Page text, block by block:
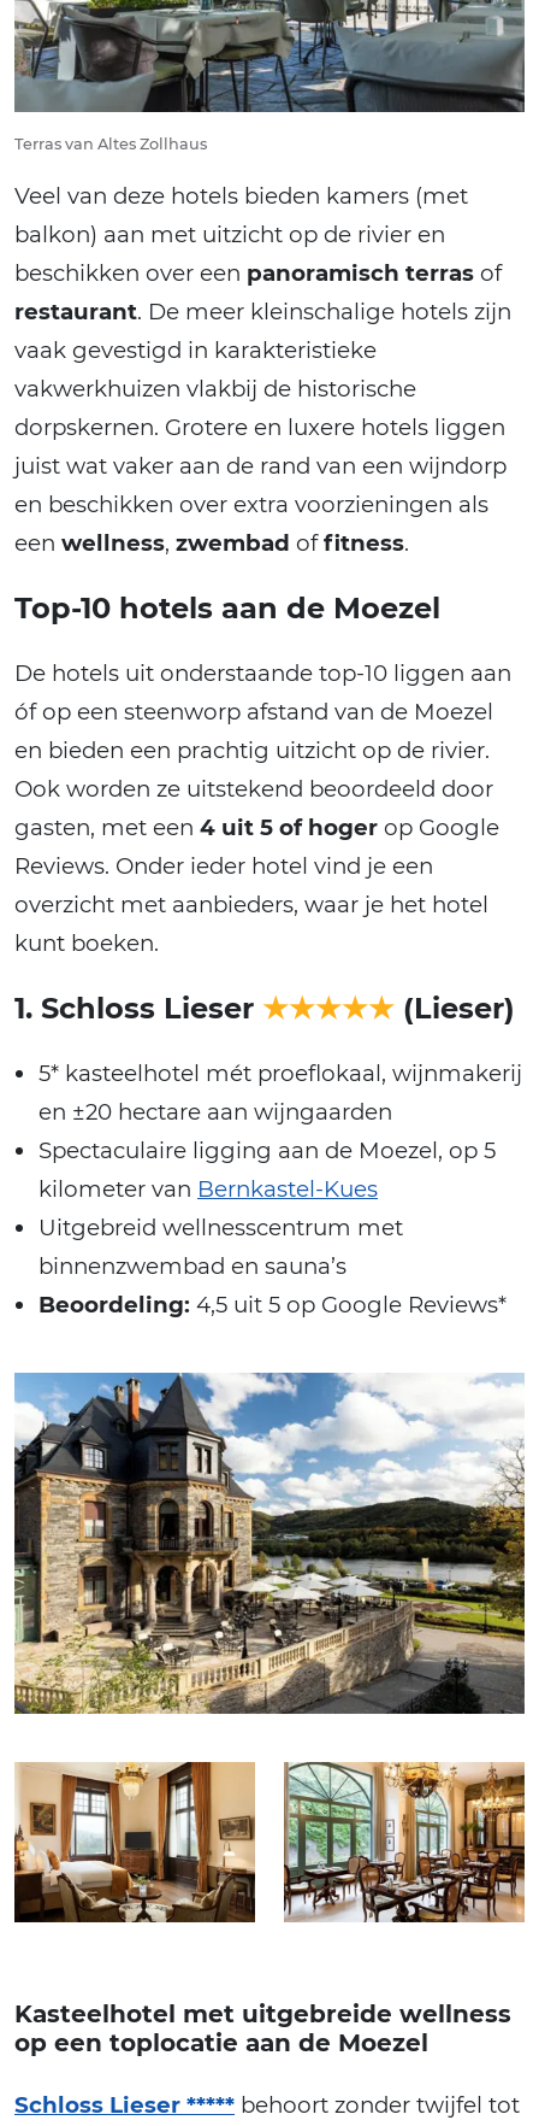
Terras van Altes Zollhaus
Veel van deze hotels bieden kamers (met
balkon) aan met uitzicht op de rivier en
beschikken over een panoramisch terras of
restaurant. De meer kleinschalige hotels zijn
vaak gevestigd in karakteristieke
vakwerkhuizen vlakbij de historische
dorpskernen. Grotere en luxere hotels liggen
juist wat vaker aan de rand van een wijndorp
en beschikken over extra voorzieningen als
een wellness, zwembad offitness.
Top-10 hotels aan de Moezel
De hotels uit onderstaande top-10 liggen aan
óf op een steenworp afstand van de Moezel
en bieden een prachtig uitzicht op de rivier.
Ook worden ze uitstekend beoordeeld door
gasten, met een 4 uit 5 of hoger op Google
Reviews. Onder ieder hotel vind je een
overzicht met aanbieders, waar je het hotel
kunt boeken.
1. Schloss Lieser ★★★★★ (Lieser)
5* kasteelhotel mét proeflokaal, wijnmakerij
en ±20 hectare aan wijngaarden
Spectaculaire ligging aan de Moezel, op 5
kilometer van Bernkastel-Kues
Uitgebreid wellnesscentrum met
binnenzwembad en sauna’s
Beoordeling: 4,5 uit 5 op Google Reviews*
Kasteelhotel met uitgebreide wellness
op een toplocatie aan de Moezel
Schloss Lieser ***** behoort zonder twijfel tot